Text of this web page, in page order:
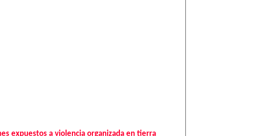
expuestos a violencia organizada en tierra